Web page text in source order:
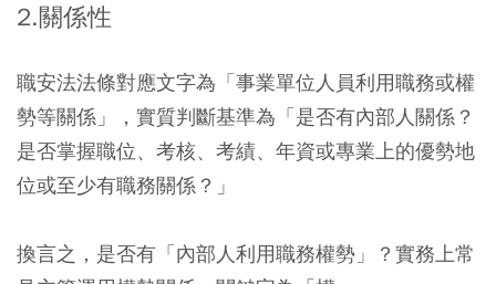
2.關係性
職安法法條對應文字為「事業單位人員利用職務或權
勢等關係」，實質判斷基準為「是否有內部人關係？
是否掌握職位、考核、考績、年資或專業上的優勢地
位或至少有職務關係？」
換言之，是否有「內部人利用職務權勢」？實務上常